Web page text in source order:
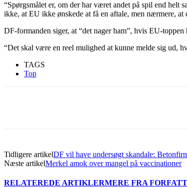
“Spørgsmålet er, om der har været andet på spil end
ikke, at EU ikke ønskede at få en aftale, men nærmere,
DF-formanden siger, at “det nager ham”, hvis EU-
“Det skal være en reel mulighed at kunne melde sig ud,
TAGS
Top
Tidligere artikelDF vil have undersøgt skandale:
Næste artikelMerkel amok over mangel på vaccinationer
RELATEREDE ARTIKLERMERE FRA